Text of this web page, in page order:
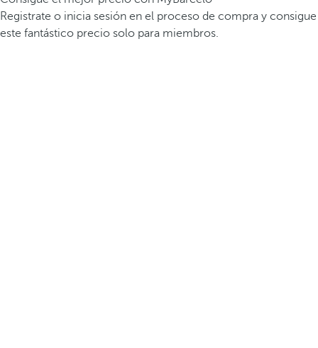
Registrate o inicia sesión en el proceso de compra y consigue
este fantástico precio solo para miembros.